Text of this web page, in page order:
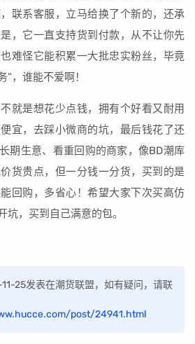
联系客服，立马给换了个新的，还承
，它一直支持货到付款，从不让你先
难怪它能积累一大批忠实粉丝，毕竟
”，谁能不爱啊！
是想花少点钱，拥有个好看又耐用
宜，去踩小微商的坑，最后钱花了还
期生意、看重回购的商家，像BD潮库
货贵点，但一分钱一分货，买到的是
回购，多省心！希望大家下次买高仿
，买到自己满意的包。
25发表在潮货联盟，如有疑问，请联
post/24941.html